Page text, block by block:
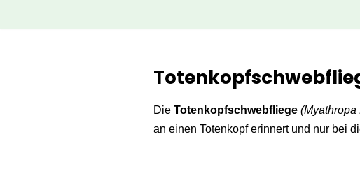
Die Totenkopfschwebfliege (Myathropa
an einen Totenkopf erinnert und nur bei